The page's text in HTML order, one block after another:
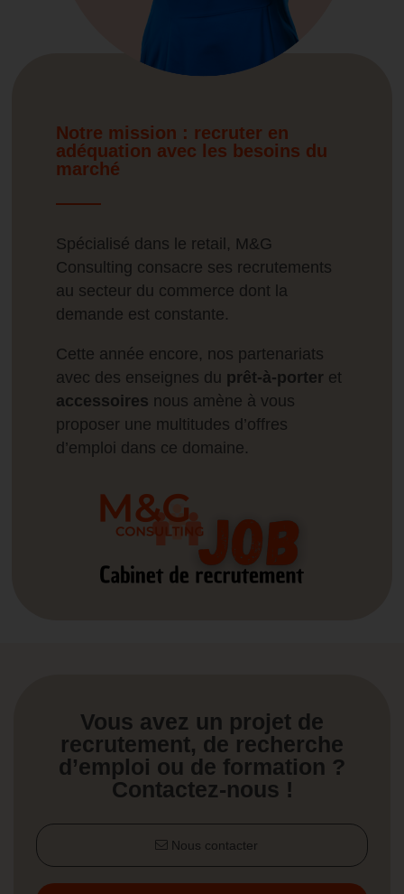
Notre mission : recruter en
adéquation avec les besoins du
marché
Spécialisé dans le retail, M&G
Consulting consacre ses recrutements
au secteur du commerce dont la
demande est constante.
Cette année encore, nos partenariats
avec des enseignes du prêt-à-porter et
accessoires nous amène à vous
proposer une multitudes d’offres
d’emploi dans ce domaine.
Vous avez un projet de
recrutement, de recherche
d’emploi ou de formation ?
Contactez-nous !
Nous contacter